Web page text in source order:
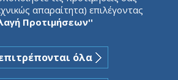
JUST SCROLL
απαραίτητα) επιλέγοντας
Προτιμήσεων''
όλα